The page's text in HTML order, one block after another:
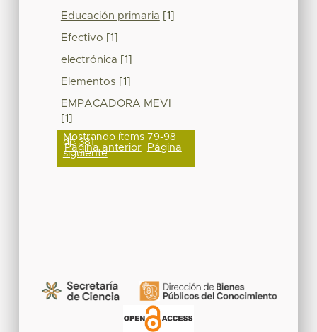
Educación primaria [1]
Efectivo [1]
electrónica [1]
Elementos [1]
EMPACADORA MEVI
[1]
Mostrando ítems 79-98
de 381
Página anterior Página
siguiente